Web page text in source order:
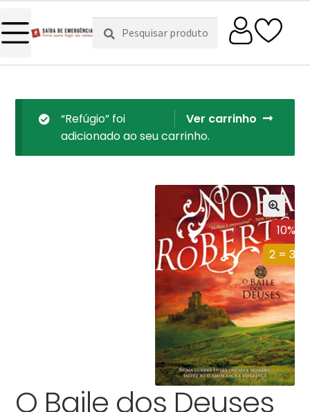
Pesquisar
por:
Pesquisa
Ver carrinho
“Refúgio” foi
adicionado ao seu carrinho.
10%
2 = 3
O Baile dos Deuses